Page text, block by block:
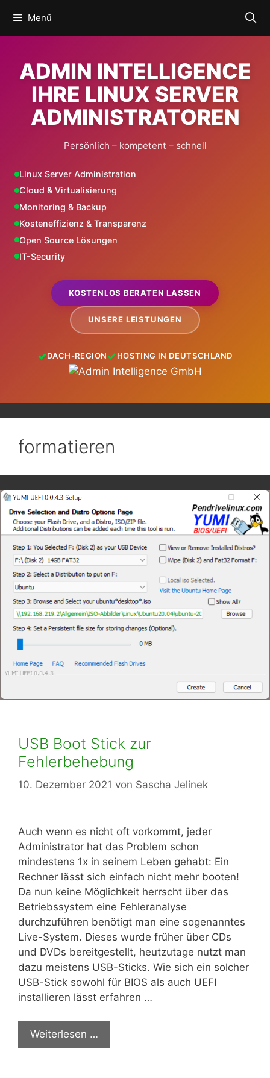
Inhalt
springen
Menü
ADMIN INTELLIGENCE
IHRE LINUX SERVER
ADMINISTRATOREN
Persönlich – kompetent – schnell
Linux Server Administration
Cloud & Virtualisierung
Monitoring & Backup
Kosteneffizienz & Transparenz
Open Source Lösungen
IT-Security
KOSTENLOS BERATEN LASSEN
UNSERE LEISTUNGEN
DACH-REGION HOSTING IN DEUTSCHLAND
formatieren
USB Boot Stick zur
Fehlerbehebung
10. Dezember 2021 von Sascha Jelinek
Auch wenn es nicht oft vorkommt, jeder
Administrator hat das Problem schon
mindestens 1x in seinem Leben gehabt: Ein
Rechner lässt sich einfach nicht mehr booten!
Da nun keine Möglichkeit herrscht über das
Betriebssystem eine Fehleranalyse
durchzuführen benötigt man eine sogenanntes
Live-System. Dieses wurde früher über CDs
und DVDs bereitgestellt, heutzutage nutzt man
dazu meistens USB-Sticks. Wie sich ein solcher
USB-Stick sowohl für BIOS als auch UEFI
installieren lässt erfahren …
Weiterlesen …